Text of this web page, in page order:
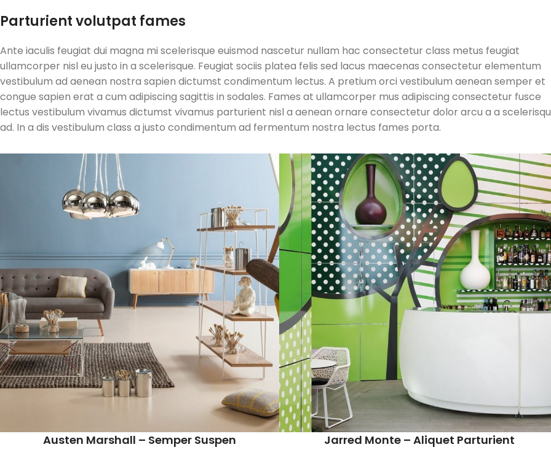
Parturient volutpat fames
Ante iaculis feugiat dui magna mi scelerisque euismod nascetur nullam hac consectetur class metus feugiat
ullamcorper nisl eu justo in a scelerisque. Feugiat sociis platea felis sed lacus maecenas consectetur elementum
vestibulum ad aenean nostra sapien dictumst condimentum lectus. A pretium orci vestibulum aenean semper et
congue sapien erat a cum adipiscing sagittis in sodales. Fames at ullamcorper mus adipiscing consectetur fusce
lectus vestibulum vivamus dictumst vivamus parturient nisl a aenean ornare consectetur dolor arcu a a
ad. In a dis vestibulum class a justo condimentum ad fermentum nostra lectus fames porta.
Austen Marshall – Semper Suspen Jarred Monte – Aliquet Parturient